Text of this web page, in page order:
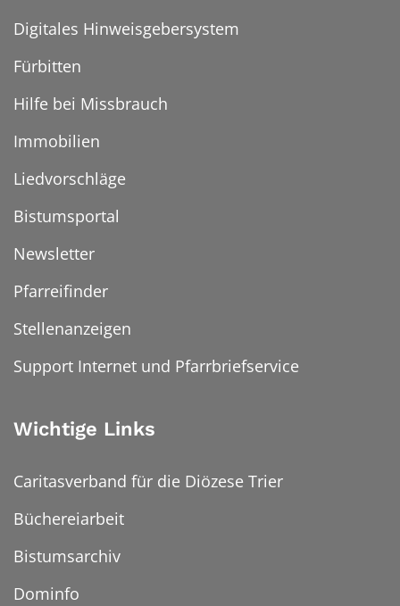
Digitales Hinweisgebersystem
Fürbitten
Hilfe bei Missbrauch
Immobilien
Liedvorschläge
Bistumsportal
Newsletter
Pfarreifinder
Stellenanzeigen
Support Internet und Pfarrbriefservice
Wichtige Links
Caritasverband für die Diözese Trier
Büchereiarbeit
Bistumsarchiv
Dominfo